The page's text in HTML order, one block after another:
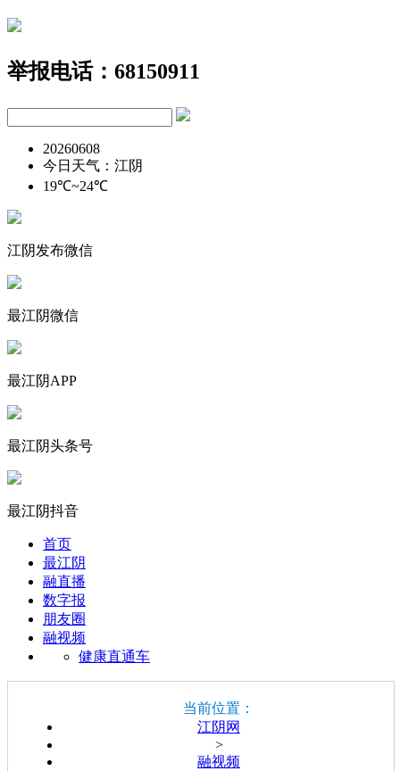
举报电话：68150911
20260608
今日天气：江阴
19℃~24℃
江阴发布微信
最江阴微信
最江阴APP
最江阴头条号
最江阴抖音
首页
最江阴
融直播
数字报
朋友圈
融视频
健康直通车
当前位置：
江阴网
>
融视频